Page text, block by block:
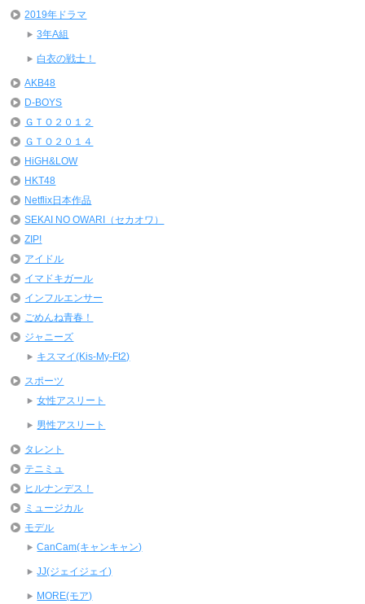
2019年ドラマ
3年A組
白衣の戦士！
AKB48
D-BOYS
ＧＴＯ２０１２
ＧＴＯ２０１４
HiGH&LOW
HKT48
Netflix日本作品
SEKAI NO OWARI（セカオワ）
ZIP!
アイドル
イマドキガール
インフルエンサー
ごめんね青春！
ジャニーズ
キスマイ(Kis-My-Ft2)
スポーツ
女性アスリート
男性アスリート
タレント
テニミュ
ヒルナンデス！
ミュージカル
モデル
CanCam(キャンキャン)
JJ(ジェイジェイ)
MORE(モア)